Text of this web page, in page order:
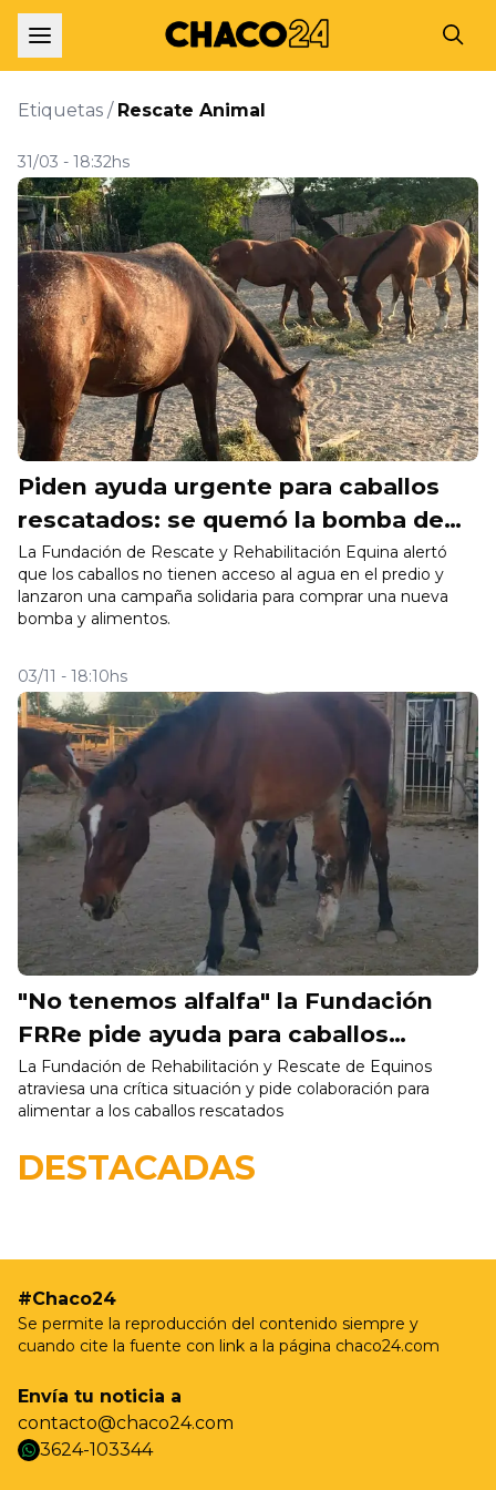
Etiquetas / Rescate Animal
31/03 - 18:32hs
Piden ayuda urgente para caballos
rescatados: se quemó la bomba de
agua del predio en la Fundacion
FRRE y necesitan $248 mil
La Fundación de Rescate y Rehabilitación Equina alertó
que los caballos no tienen acceso al agua en el predio y
lanzaron una campaña solidaria para comprar una nueva
bomba y alimentos.
03/11 - 18:10hs
"No tenemos alfalfa" la Fundación
FRRe pide ayuda para caballos
rescatados
La Fundación de Rehabilitación y Rescate de Equinos
atraviesa una crítica situación y pide colaboración para
alimentar a los caballos rescatados
DESTACADAS
19/05 - 9:37hs
castración gratuita para perros y gatos en Villa
Prosperidad
#Chaco24
Se permite la reproducción del contenido siempre y
cuando cite la fuente con link a la página chaco24.com
Envía tu noticia a
contacto@chaco24.com
whatsapp
3624-103344